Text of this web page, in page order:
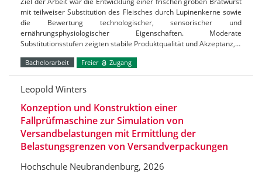
mit teilweiser Substitution des Fleisches durch Lupinenkerne sowie
die Bewertung technologischer, sensorischer und
ernährungsphysiologischer Eigenschaften. Moderate
Substitutionsstufen zeigten stabile Produktqualität und Akzeptanz,…
Bachelorarbeit Freier Zugang
Leopold Winters
Konzeption und Konstruktion einer
Fallprüfmaschine zur Simulation von
Versandbelastungen mit Ermittlung der
Belastungsgrenzen von Versandverpackungen
Hochschule Neubrandenburg, 2026